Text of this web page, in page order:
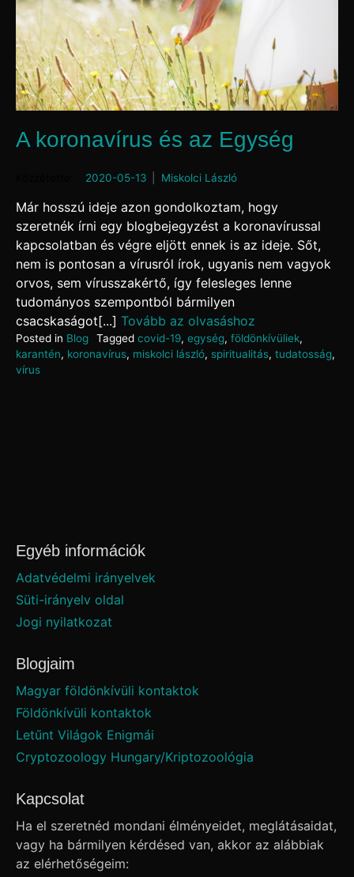
A koronavírus és az Egység
2020-05-13by Miskolci László
Már hosszú ideje azon gondolkoztam, hogy
szeretnék írni egy blogbejegyzést a koronavírussal
kapcsolatban és végre eljött ennek is az ideje. Sőt,
nem is pontosan a vírusról írok, ugyanis nem vagyok
orvos, sem vírusszakértő, így felesleges lenne
tudományos szempontból bármilyen
csacskaságot[...] Tovább az olvasáshoz
Posted in Blog Tagged covid-19, egység, földönkívüliek,
karantén, koronavírus, miskolci lászló, spiritualitás, tudatosság,
vírus
Egyéb információk
Adatvédelmi irányelvek
Süti-irányelv oldal
Jogi nyilatkozat
Blogjaim
Magyar földönkívüli kontaktok
Földönkívüli kontaktok
Letűnt Világok Enigmái
Cryptozoology Hungary/Kriptozoológia
Kapcsolat
Ha el szeretnéd mondani élményeidet, meglátásaidat,
vagy ha bármilyen kérdésed van, akkor az alábbiak
az elérhetőségeim: